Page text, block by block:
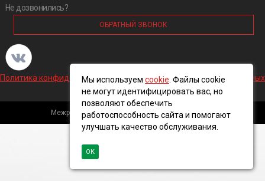
Не дозвонились?
ОБРАТНЫЙ ЗВОНОК
Политика конфиденциальности и обработки персональных данных
Межрегиональная кабельная компания, 2016 ©
Мы используем cookie . Файлы cookie
не могут идентифицировать вас, но
позволяют обеспечить
работоспособность сайта и помогают
улучшать качество обслуживания.
ОК